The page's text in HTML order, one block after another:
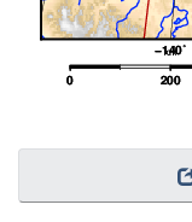
"Détails